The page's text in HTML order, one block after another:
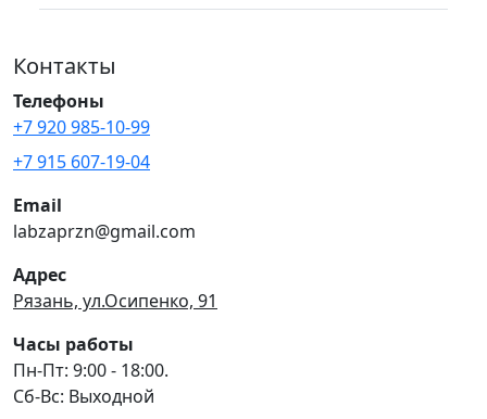
Контакты
Телефоны
+7 920 985-10-99
+7 915 607-19-04
Email
labzaprzn@gmail.com
Адрес
Рязань, ул.Осипенко, 91
Часы работы
Пн-Пт: 9:00 - 18:00.
Сб-Вс: Выходной